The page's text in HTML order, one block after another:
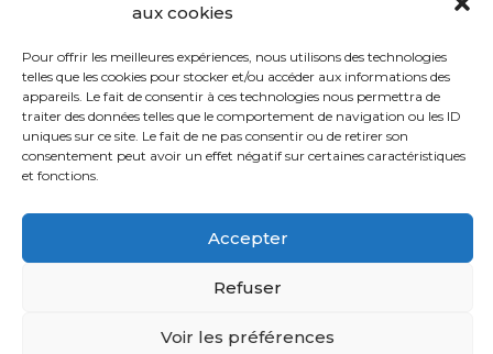
aux cookies
Pour offrir les meilleures expériences, nous utilisons des technologies
telles que les cookies pour stocker et/ou accéder aux informations des
appareils. Le fait de consentir à ces technologies nous permettra de
traiter des données telles que le comportement de navigation ou les ID
uniques sur ce site. Le fait de ne pas consentir ou de retirer son
consentement peut avoir un effet négatif sur certaines caractéristiques
et fonctions.
Accepter
Refuser
Voir les préférences
vers
la
tranquillité
d’esprit
défi
450 229-2992
50 rue morin,
Sainte-Adèle, Québec
J8B 2P7
Partager
Politique